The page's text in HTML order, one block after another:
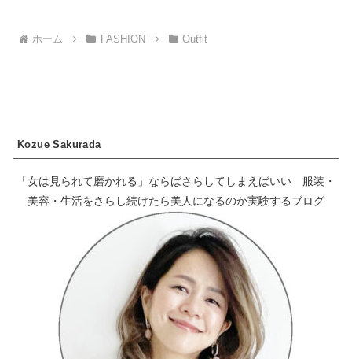
ホーム FASHION Outfit
Kozue Sakurada
「女は見られて磨かれる」ならばさらしてしまえばいい 服装・
美容・生活をさらし続けたら美人になるのか実験するブログ